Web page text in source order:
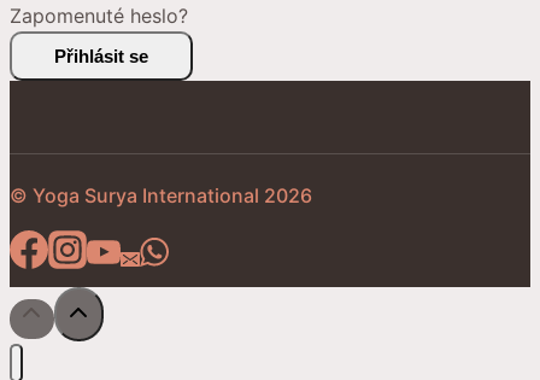
Zapomenuté heslo?
Přihlásit se
© Yoga Surya International 2026